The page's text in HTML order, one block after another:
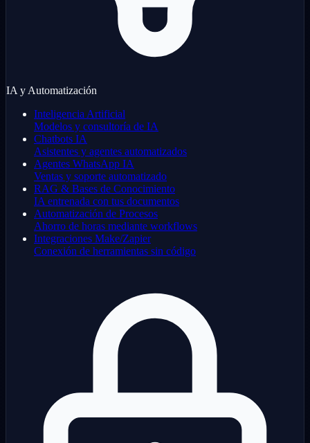
IA y Automatización
Inteligencia Artificial
Modelos y consultoría de IA
Chatbots IA
Asistentes y agentes automatizados
Agentes WhatsApp IA
Ventas y soporte automatizado
RAG & Bases de Conocimiento
IA entrenada con tus documentos
Automatización de Procesos
Ahorro de horas mediante workflows
Integraciones Make/Zapier
Conexión de herramientas sin código